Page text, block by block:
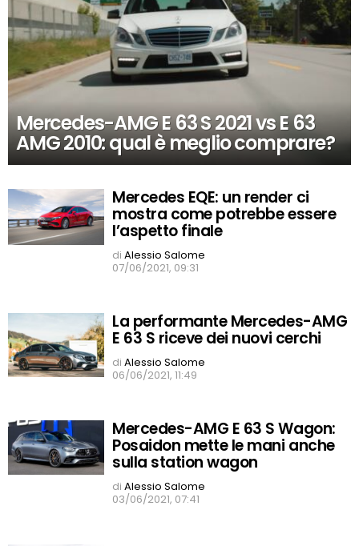
Mercedes-AMG E 63 S 2021 vs E 63
AMG 2010: qual è meglio comprare?
Mercedes EQE: un render ci
mostra come potrebbe essere
l’aspetto finale
di Alessio Salome
07/06/2021, 09:31
La performante Mercedes-AMG
E 63 S riceve dei nuovi cerchi
di Alessio Salome
06/06/2021, 11:49
Mercedes-AMG E 63 S Wagon:
Posaidon mette le mani anche
sulla station wagon
di Alessio Salome
03/06/2021, 07:41